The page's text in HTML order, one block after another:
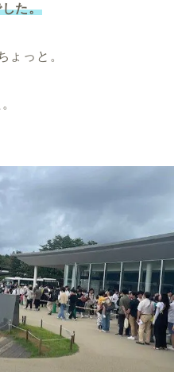
た。
ょっと。